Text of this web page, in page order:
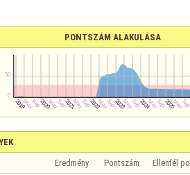
PONTSZÁM ALAKULÁSA
Eredmény Pontszám Ellenfél